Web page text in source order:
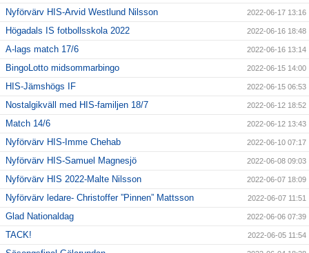
Nyförvärv HIS-Arvid Westlund Nilsson 2022-06-17 13:16
Högadals IS fotbollsskola 2022 2022-06-16 18:48
A-lags match 17/6 2022-06-16 13:14
BingoLotto midsommarbingo 2022-06-15 14:00
HIS-Jämshögs IF 2022-06-15 06:53
Nostalgikväll med HIS-familjen 18/7 2022-06-12 18:52
Match 14/6 2022-06-12 13:43
Nyförvärv HIS-Imme Chehab 2022-06-10 07:17
Nyförvärv HIS-Samuel Magnesjö 2022-06-08 09:03
Nyförvärv HIS 2022-Malte Nilsson 2022-06-07 18:09
Nyförvärv ledare- Christoffer ”Pinnen” Mattsson 2022-06-07 11:51
Glad Nationaldag 2022-06-06 07:39
TACK! 2022-06-05 11:54